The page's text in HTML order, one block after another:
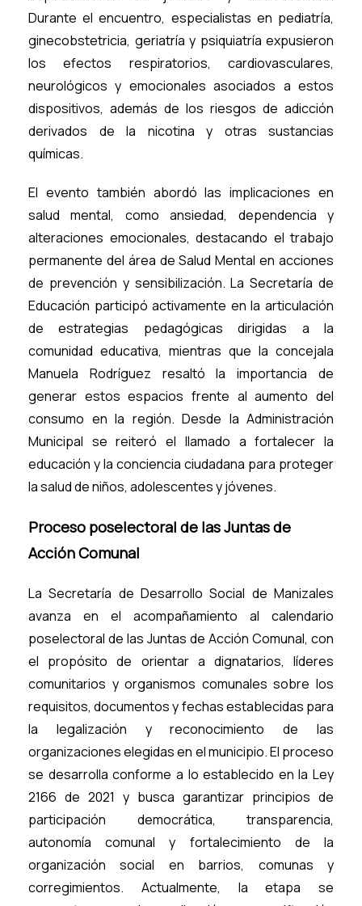
Durante el encuentro, especialistas en pediatría,
ginecobstetricia, geriatría y psiquiatría expusieron
los efectos respiratorios, cardiovasculares,
neurológicos y emocionales asociados a estos
dispositivos, además de los riesgos de adicción
derivados de la nicotina y otras sustancias
químicas.
El evento también abordó las implicaciones en
salud mental, como ansiedad, dependencia y
alteraciones emocionales, destacando el trabajo
permanente del área de Salud Mental en acciones
de prevención y sensibilización. La Secretaría de
Educación participó activamente en la articulación
de estrategias pedagógicas dirigidas a la
comunidad educativa, mientras que la concejala
Manuela Rodríguez resaltó la importancia de
generar estos espacios frente al aumento del
consumo en la región. Desde la Administración
Municipal se reiteró el llamado a fortalecer la
educación y la conciencia ciudadana para proteger
la salud de niños, adolescentes y jóvenes.
Proceso poselectoral de las Juntas de
Acción Comunal
La Secretaría de Desarrollo Social de Manizales
avanza en el acompañamiento al calendario
poselectoral de las Juntas de Acción Comunal, con
el propósito de orientar a dignatarios, líderes
comunitarios y organismos comunales sobre los
requisitos, documentos y fechas establecidas para
la legalización y reconocimiento de las
organizaciones elegidas en el municipio. El proceso
se desarrolla conforme a lo establecido en la Ley
2166 de 2021 y busca garantizar principios de
participación democrática, transparencia,
autonomía comunal y fortalecimiento de la
organización social en barrios, comunas y
corregimientos. Actualmente, la etapa se